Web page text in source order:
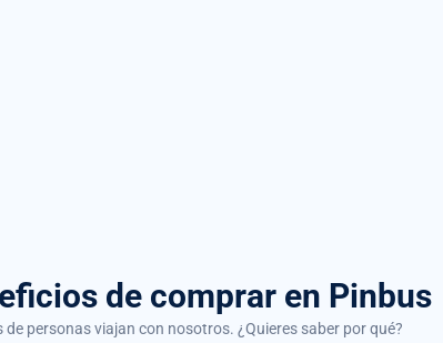
de comprar en Pinbus
de personas viajan con nosotros. ¿Quieres saber por qué?